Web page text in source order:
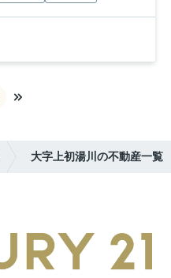
大字上初湯川の不動産一覧